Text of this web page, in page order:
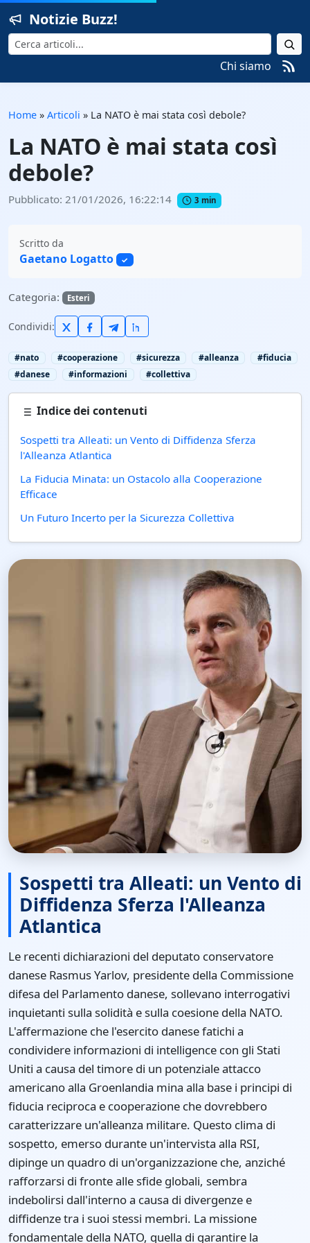
Notizie Buzz!
Cerca
Chi siamo
Home » Articoli » La NATO è mai stata così debole?
La NATO è mai stata così
debole?
Pubblicato: 21/01/2026, 16:22:14 3 min
Scritto da
Gaetano Logatto ✓
Categoria: Esteri
Condividi:
#nato #cooperazione #sicurezza #alleanza
#fiducia
#danese
#informazioni #collettiva
Indice dei contenuti
Sospetti tra Alleati: un Vento di Diffidenza Sferza
l'Alleanza Atlantica
La Fiducia Minata: un Ostacolo alla Cooperazione
Efficace
Un Futuro Incerto per la Sicurezza Collettiva
Sospetti tra Alleati: un Vento di
Diffidenza Sferza l'Alleanza
Atlantica
Le recenti dichiarazioni del deputato conservatore
danese Rasmus Yarlov, presidente della Commissione
difesa del Parlamento danese, sollevano interrogativi
inquietanti sulla solidità e sulla coesione della NATO.
L'affermazione che l'esercito danese fatichi a
condividere informazioni di intelligence con gli Stati
Uniti a causa del timore di un potenziale attacco
americano alla Groenlandia mina alla base i principi di
fiducia reciproca e cooperazione che dovrebbero
caratterizzare un'alleanza militare. Questo clima di
sospetto, emerso durante un'intervista alla RSI,
dipinge un quadro di un'organizzazione che, anziché
rafforzarsi di fronte alle sfide globali, sembra
indebolirsi dall'interno a causa di divergenze e
diffidenze tra i suoi stessi membri. La missione
fondamentale della NATO, quella di garantire la